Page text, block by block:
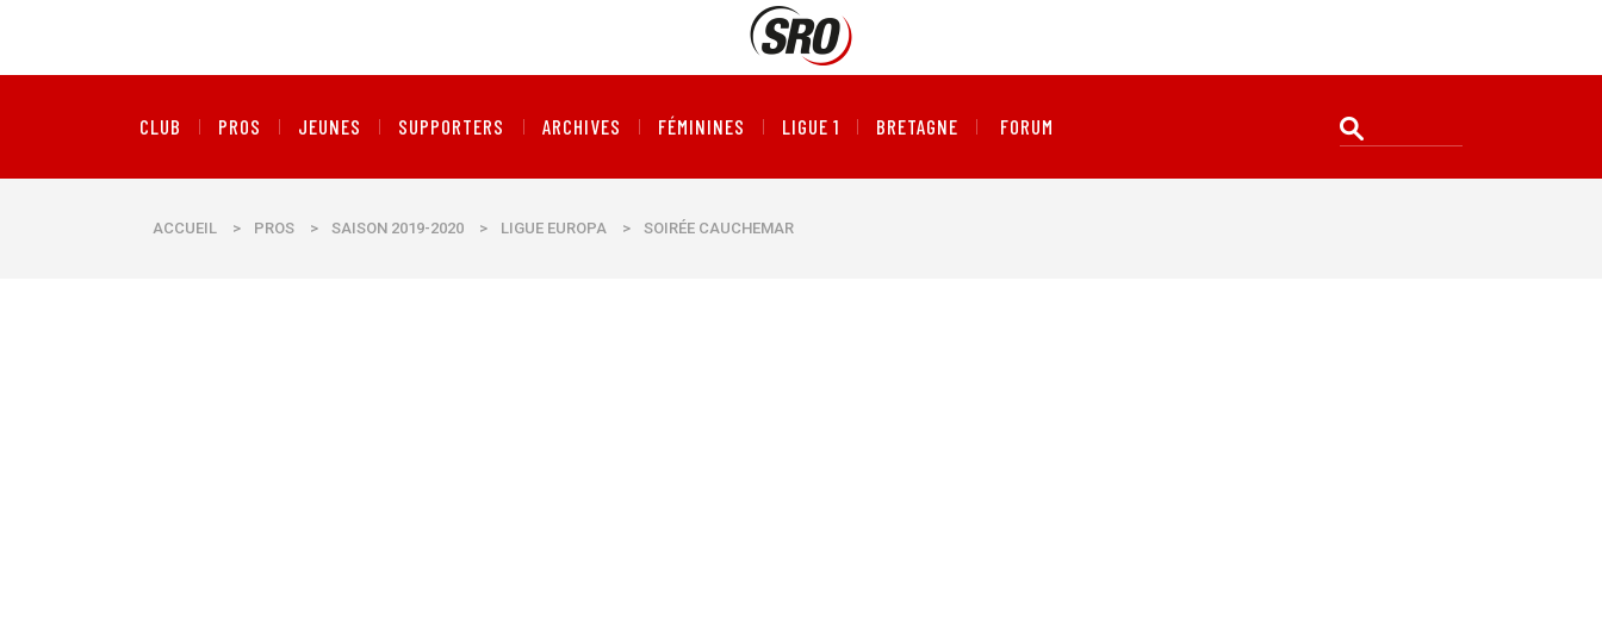
CLUB PROS JEUNES SUPPORTERS ARCHIVES FÉMININES LIGUE 1 BRETAGNE FORUM
ACCUEIL > PROS > SAISON 2019-2020 > LIGUE EUROPA > SOIRÉE CAUCHEMAR